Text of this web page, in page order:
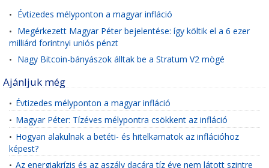
• Évtizedes mélyponton a magyar infláció
• Megérkezett Magyar Péter bejelentése: így költik el a 6 ezer
milliárd forintnyi uniós pénzt
• Nagy Bitcoin-bányászok álltak be a Stratum V2 mögé
Ajánljuk még
• Évtizedes mélyponton a magyar infláció
• Magyar Péter: Tízéves mélypontra csökkent az infláció
• Hogyan alakulnak a betéti- és hitelkamatok az inflációhoz
képest?
• Az energiakrízis és az aszály dacára tíz éve nem látott szintre